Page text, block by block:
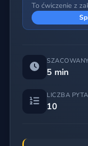
To ćwiczenie z
5 min
LICZBA
10